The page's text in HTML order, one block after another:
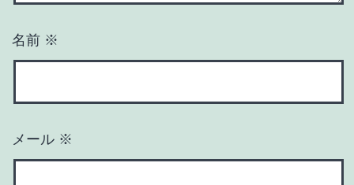
名前 ※
メール ※